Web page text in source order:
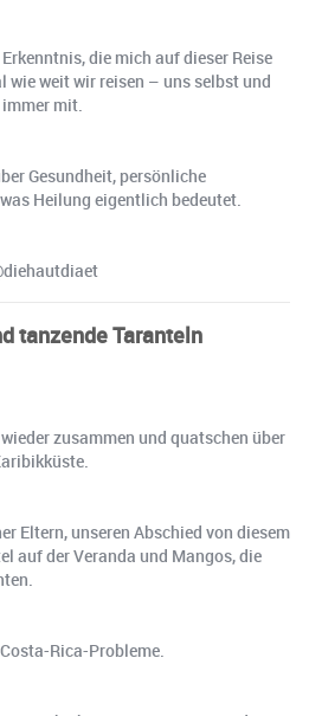
die mich auf dieser Reise
wie weit wir reisen – uns selbst und
immer mit.
Gesundheit, persönliche
Heilung eigentlich bedeutet.
tanzende Taranteln
zusammen und quatschen über
Eltern, unseren Abschied von diesem
auf der Veranda und Mangos, die
Rica-Probleme.